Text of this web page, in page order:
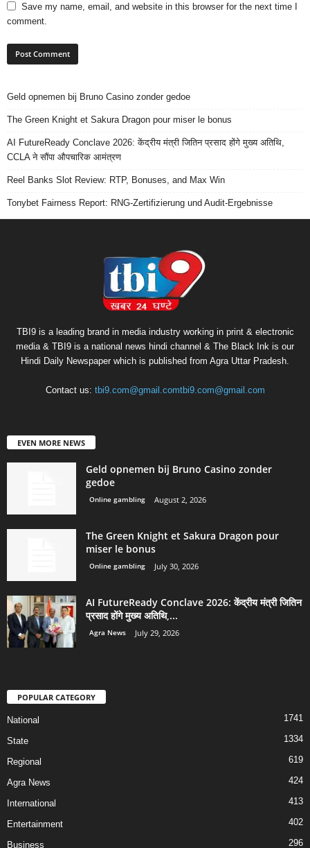
Save my name, email, and website in this browser for the next time I
comment.
Geld opnemen bij Bruno Casino zonder gedoe
The Green Knight et Sakura Dragon pour miser le bonus
AI FutureReady Conclave 2026: केंद्रीय मंत्री जितिन प्रसाद होंगे मुख्य अतिथि,
CCLA ने सौंपा औपचारिक आमंत्रण
Reel Banks Slot Review: RTP, Bonuses, and Max Win
Tonybet Fairness Report: RNG-Zertifizierung und Audit-Ergebnisse
TBI9 is a leading brand in media industry working in print & electronic
media & TBI9 is a national news hindi channel & The Black Ink is our
Hindi Daily Newspaper which is published from Agra Uttar Pradesh.
Contact us: tbi9.com@gmail.comtbi9.com@gmail.com
EVEN MORE NEWS
Geld opnemen bij Bruno Casino zonder
gedoe
Online gambling August 2, 2026
The Green Knight et Sakura Dragon pour
miser le bonus
Online gambling July 30, 2026
AI FutureReady Conclave 2026: केंद्रीय मंत्री जितिन
प्रसाद होंगे मुख्य अतिथि,...
Agra News July 29, 2026
POPULAR CATEGORY
National 1741
State 1334
Regional 619
Agra News 424
International 413
Entertainment 402
Business 296